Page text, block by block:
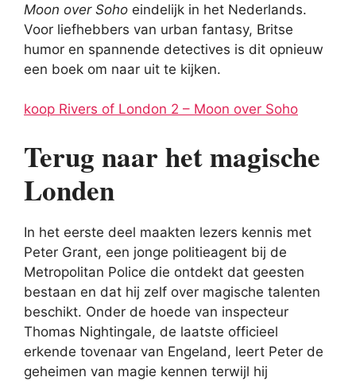
Moon over Soho eindelijk in het Nederlands.
Voor liefhebbers van urban fantasy, Britse
humor en spannende detectives is dit opnieuw
een boek om naar uit te kijken.
koop Rivers of London 2 – Moon over Soho
Terug naar het magische
Londen
In het eerste deel maakten lezers kennis met
Peter Grant, een jonge politieagent bij de
Metropolitan Police die ontdekt dat geesten
bestaan en dat hij zelf over magische talenten
beschikt. Onder de hoede van inspecteur
Thomas Nightingale, de laatste officieel
erkende tovenaar van Engeland, leert Peter de
geheimen van magie kennen terwijl hij